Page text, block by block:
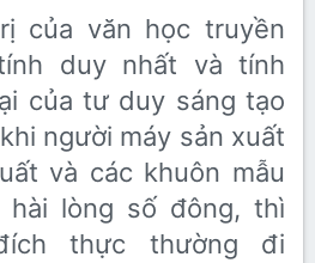
của văn học truyền
duy nhất và tính
của tư duy sáng tạo
người máy sản xuất
và các khuôn mẫu
lòng số đông, thì
thực thường đi